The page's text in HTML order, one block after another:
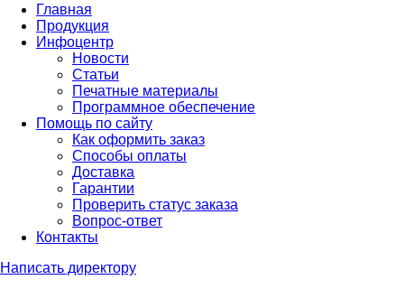
Главная
Продукция
Инфоцентр
Новости
Статьи
Печатные материалы
Программное обеспечение
Помощь по сайту
Как оформить заказ
Способы оплаты
Доставка
Гарантии
Проверить статус заказа
Вопрос-ответ
Контакты
Написать директору